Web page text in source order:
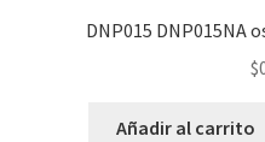
DNP015 DNP015NA
$
Añadir al carrito